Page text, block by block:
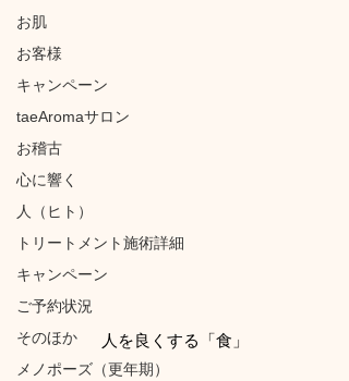
お肌
お客様
キャンペーン
taeAromaサロン
お稽古
心に響く
人（ヒト）
トリートメント施術詳細
キャンペーン
ご予約状況
そのほか
メノポーズ（更年期）
人を良くする「食」